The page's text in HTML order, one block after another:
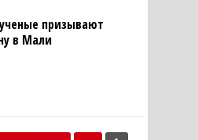
призывают
в Мали